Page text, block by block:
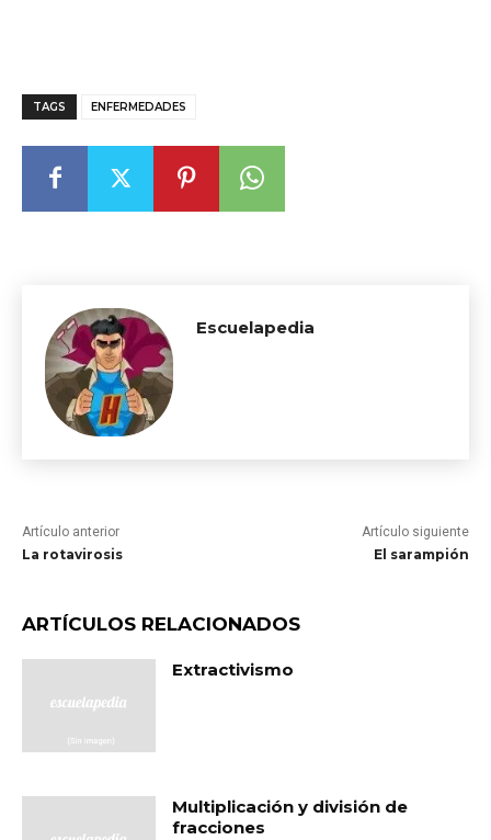
TAGS ENFERMEDADES
Escuelapedia
Artículo anterior
La rotavirosis
Artículo siguiente
El sarampión
ARTÍCULOS RELACIONADOS
Extractivismo
Multiplicación y división de
fracciones